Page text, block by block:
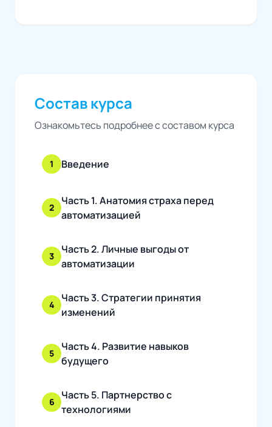
Состав курса
Ознакомьтесь подробнее с составом курса
1 Введение
2
Часть 1. Анатомия страха перед
автоматизацией
3
Часть 2. Личные выгоды от
автоматизации
4
Часть 3. Стратегии принятия
изменений
5
Часть 4. Развитие навыков
будущего
6
Часть 5. Партнерство с
технологиями